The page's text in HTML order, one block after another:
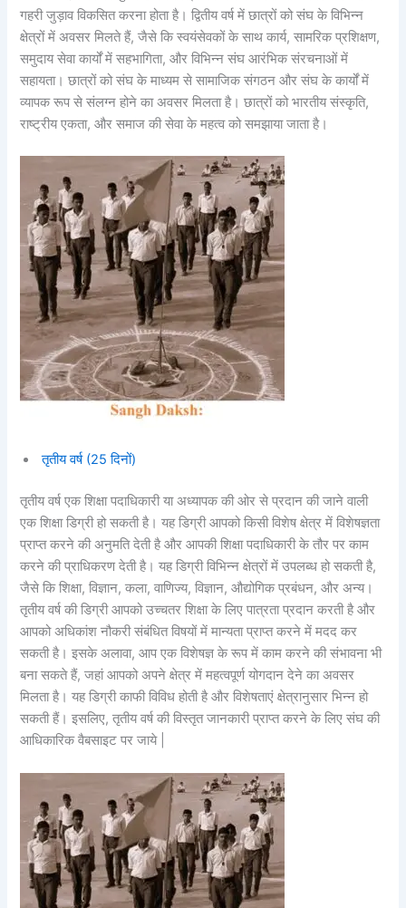
गहरी जुड़ाव विकसित करना होता है। द्वितीय वर्ष में छात्रों को संघ के विभिन्न
क्षेत्रों में अवसर मिलते हैं, जैसे कि स्वयंसेवकों के साथ कार्य, सामरिक प्रशिक्षण,
समुदाय सेवा कार्यों में सहभागिता, और विभिन्न संघ आरंभिक संरचनाओं में
सहायता। छात्रों को संघ के माध्यम से सामाजिक संगठन और संघ के कार्यों में
व्यापक रूप से संलग्न होने का अवसर मिलता है। छात्रों को भारतीय संस्कृति,
राष्ट्रीय एकता, और समाज की सेवा के महत्व को समझाया जाता है।
तृतीय वर्ष (25 दिनों)
तृतीय वर्ष एक शिक्षा पदाधिकारी या अध्यापक की ओर से प्रदान की जाने वाली
एक शिक्षा डिग्री हो सकती है। यह डिग्री आपको किसी विशेष क्षेत्र में विशेषज्ञता
प्राप्त करने की अनुमति देती है और आपकी शिक्षा पदाधिकारी के तौर पर काम
करने की प्राधिकरण देती है। यह डिग्री विभिन्न क्षेत्रों में उपलब्ध हो सकती है,
जैसे कि शिक्षा, विज्ञान, कला, वाणिज्य, विज्ञान, औद्योगिक प्रबंधन, और अन्य।
तृतीय वर्ष की डिग्री आपको उच्चतर शिक्षा के लिए पात्रता प्रदान करती है और
आपको अधिकांश नौकरी संबंधित विषयों में मान्यता प्राप्त करने में मदद कर
सकती है। इसके अलावा, आप एक विशेषज्ञ के रूप में काम करने की संभावना भी
बना सकते हैं, जहां आपको अपने क्षेत्र में महत्वपूर्ण योगदान देने का अवसर
मिलता है। यह डिग्री काफी विविध होती है और विशेषताएं क्षेत्रानुसार भिन्न हो
सकती हैं। इसलिए, तृतीय वर्ष की विस्तृत जानकारी प्राप्त करने के लिए संघ की
आधिकारिक वैबसाइट पर जाये |